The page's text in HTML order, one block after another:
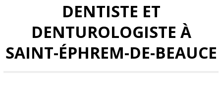
DENTISTE ET
DENTUROLOGISTE À
SAINT-ÉPHREM-DE-BEAUCE